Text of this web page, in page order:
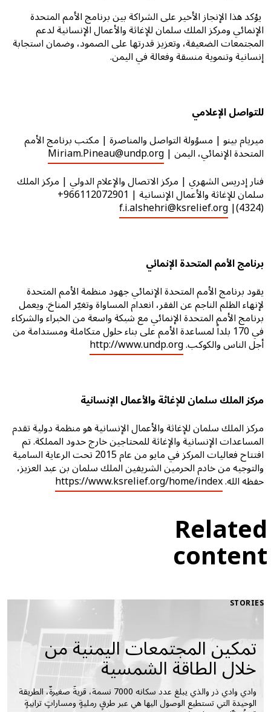
يؤكد هذا الإنجاز الأخير على الشراكة بين برنامج الأمم المتحدة
الإنمائي ومركز الملك سلمان للإغاثة والأعمال الإنسانية لدعم
المجتمعات الضعيفة، وتعزيز قدرتها على الصمود، وضمان استجابة
إنسانية وتنموية منسقة وفعالة في اليمن.
للتواصل الإعلامي
ميريام بينو | مسؤولة التواصل والمناصرة | مكتب برنامج الأمم
المتحدة الإنمائي، اليمن | Miriam.Pineau@undp.org
فنار إدريس الشهري | مركز الاتصال والإعلام الدولي | مركز الملك
سلمان للإغاثة والأعمال الإنسانية | 966112072901+
(4324)|
f.i.alshehri@ksrelief.org
برنامج الأمم المتحدة الإنمائي
يقود برنامج الأمم المتحدة الإنمائي جهود منظمة الأمم المتحدة
لإنهاء الظلم الناجم عن الفقر، انعدام المساواة وتغيّر المناخ. ويعمل
برنامج الأمم المتحدة الإنمائي مع شبكة واسعة من الخبراء والشركاء
في 170 بلداً لمساعدة الأمم على بناء حلول متكاملة ومستدامة من
أجل الناس والكوكب.http://www.undp.org
مركز الملك سلمان للإغاثة والأعمال الإنسانية
مركز الملك سلمان للإغاثة والأعمال الإنسانية هو منظمة دولية تقدم
المساعدات الإنسانية والإغاثة للمحتاجين خارج حدود المملكة. تم
افتتاح فعاليات المركز في مايو من عام 2015 تحت الرعاية السامية
والتوجيه من خادم الحرمين الشريفين الملك سلمان بن عبد العزيز،
حفظه الله.https://www.ksrelief.org/home/index
Related
content
STORIES
تمكين المجتمعات اليمنية من
خلال الطاقة الشمسية
وادي وادي ذر والذي يبلغ عدد سكانه 7000 نسمة، قريةٌ صغيرةٌ، الطريقة
الوحيدة التي تستطيع الوصول اليها هي عبر طرقٍ رمليةٍ ومساراتٍ ترابيةٍ